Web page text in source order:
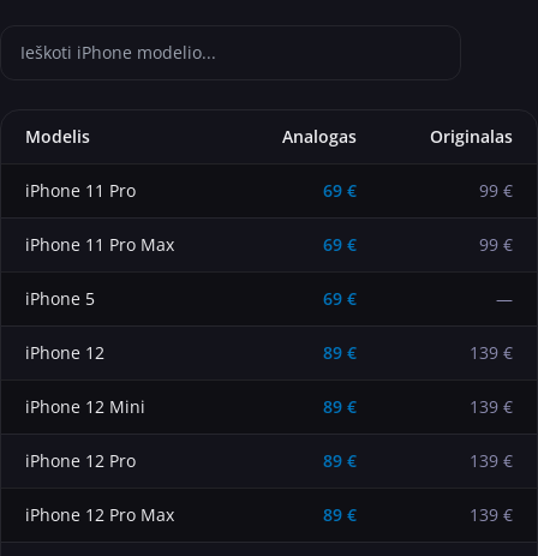
Modelis Analogas Originalas
iPhone 11 Pro 69 € 99 €
iPhone 11 Pro Max 69 € 99 €
iPhone 5 69 € —
iPhone 12 89 € 139 €
iPhone 12 Mini 89 € 139 €
iPhone 12 Pro 89 € 139 €
iPhone 12 Pro Max 89 € 139 €